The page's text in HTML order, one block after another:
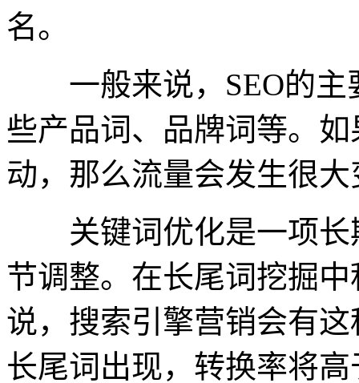
名。
一般来说，SEO的主
些产品词、品牌词等。
动，那么流量会发生很
关键词优化是一项长
节调整。在长尾词挖掘
说，搜索引擎营销会有
长尾词出现，转换率将